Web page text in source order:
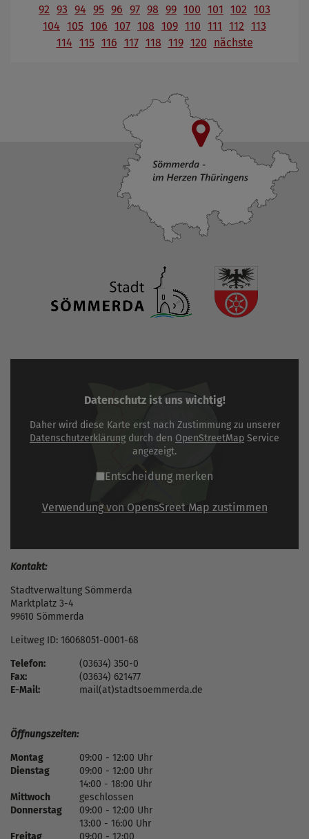
92 93 94 95 96 97 98 99 100 101 102 103
104 105 106 107 108 109 110 111 112 113
114 115 116 117 118 119 120 nächste
Datenschutz ist uns wichtig!
Daher wird diese Karte erst nach Zustimmung zu unserer
Datenschutzerklärung durch den OpenStreetMap Service
angezeigt.
Entscheidung merken
Verwendung von OpensSreet Map zustimmen
Kontakt:
Stadtverwaltung Sömmerda
Marktplatz 3-4
99610 Sömmerda
Leitweg ID: 16068051-0001-68
Telefon:
(03634) 350-0
Fax:
(03634) 621477
E-Mail:
mail(at)stadtsoemmerda.de
Öffnungszeiten:
Montag
09:00 - 12:00 Uhr
Dienstag
09:00 - 12:00 Uhr
14:00 - 18:00 Uhr
Mittwoch
geschlossen
Donnerstag
09:00 - 12:00 Uhr
13:00 - 16:00 Uhr
Freitag
09:00 - 12:00